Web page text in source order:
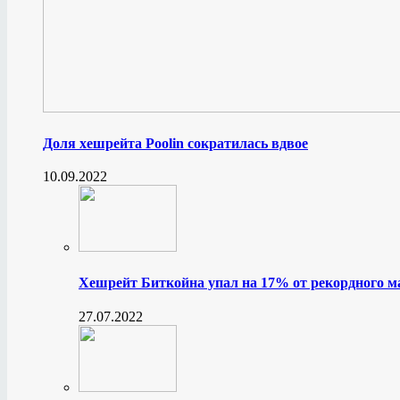
Доля хешрейта Poolin сократилась вдвое
10.09.2022
Хешрейт Биткойна упал на 17% от рекордного
27.07.2022